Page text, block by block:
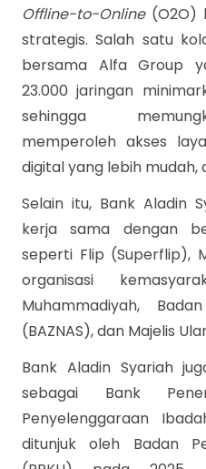
Offline-to-Online(O2O)
strategis. Salah satu
bersama Alfa Group
23.000 jaringan
sehingga
memperoleh akses
digital yang lebih mudah,
Selain itu, Bank Aladin
kerja sama dengan
seperti Flip (Superflip),
organisasi
Muhammadiyah,
(BAZNAS), dan Majelis
Bank Aladin Syariah
sebagai Bank
Penyelenggaraan
ditunjuk oleh Badan